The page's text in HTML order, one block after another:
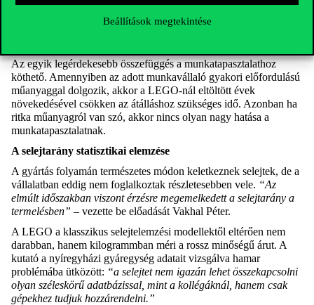
Beállítások megtekintése
adott hónap
szín és szerszámcsere, tehát milyen elemre cserélnek
Az egyik legérdekesebb összefüggés a munkatapasztalathoz
köthető. Amennyiben az adott munkavállaló gyakori előfordulású
műanyaggal dolgozik, akkor a LEGO-nál eltöltött évek
növekedésével csökken az átálláshoz szükséges idő. Azonban ha
ritka műanyagról van szó, akkor nincs olyan nagy hatása a
munkatapasztalatnak.
A selejtarány statisztikai elemzése
A gyártás folyamán természetes módon keletkeznek selejtek, de a
vállalatban eddig nem foglalkoztak részletesebben vele. “Az
elmúlt időszakban viszont érzésre megemelkedett a selejtarány a
termelésben” – vezette be előadását Vakhal Péter.
A LEGO a klasszikus selejtelemzési modellektől eltérően nem
darabban, hanem kilogrammban méri a rossz minőségű árut. A
kutató a nyíregyházi gyáregység adatait vizsgálva hamar
problémába ütközött: “a selejtet nem igazán lehet összekapcsolni
olyan széleskörű adatbázissal, mint a kollégáknál, hanem csak
gépekhez tudjuk hozzárendelni.”